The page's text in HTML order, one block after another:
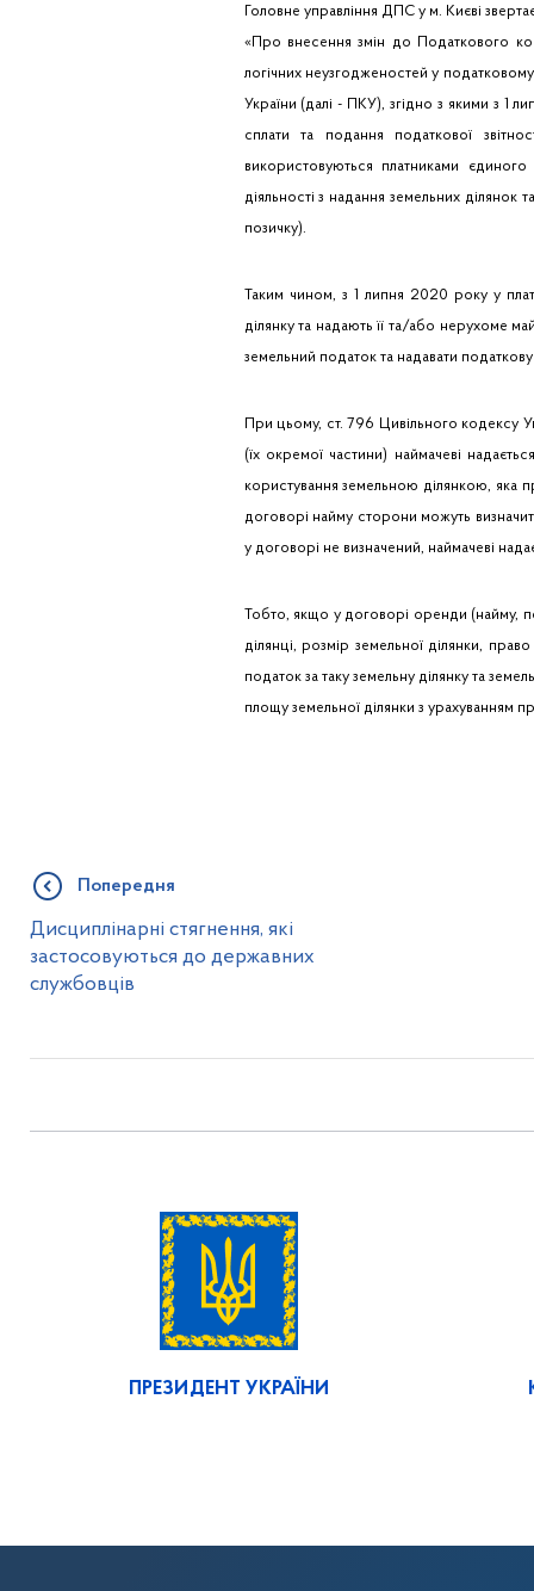
Головне управління ДПС у м. Києві
«Про внесення змін до Податкового
логічних неузгодженостей у
України (далі - ПКУ), згідно з якими з 1
сплати та подання податкової
використовуються платниками
діяльності з надання земельних
позичку).
Таким чином, з 1 липня 2020 року у
ділянку та надають її та/або нерухоме
земельний податок та надавати
При цьому, ст. 796 Цивільного кодексу
(їх окремої частини) наймачеві
користування земельною ділянкою, яка
договорі найму сторони можуть
у договорі не визначений, наймачеві
Тобто, якщо у договорі оренди (найму,
ділянці, розмір земельної ділянки,
податок за таку земельну ділянку та
площу земельної ділянки з урахуванням
Попередня
Дисциплінарні стягнення, які
застосовуються до державних
службовців
ПРЕЗИДЕНТ УКРАЇНИ